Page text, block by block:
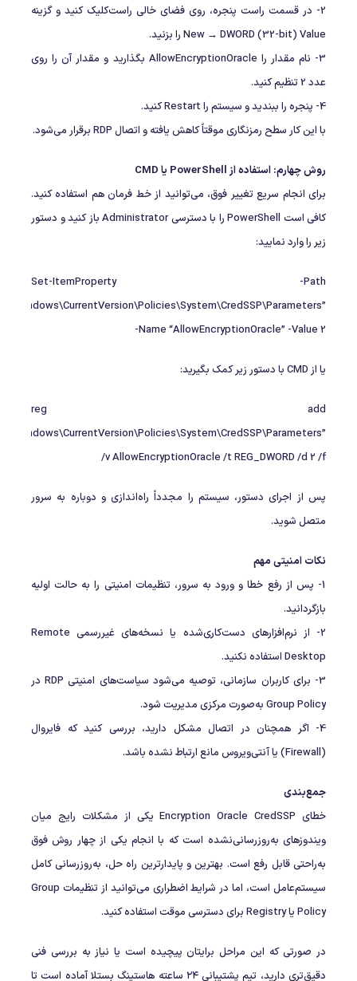
2- در قسمت راست پنجره، روی فضای خالی راست‌کلیک کنید و گزینه
New → DWORD (32-bit) Value را بزنید.
3- نام مقدار را AllowEncryptionOracle بگذارید و مقدار آن را روی
عدد 2 تنظیم کنید.
4- پنجره را ببندید و سیستم را Restart کنید.
با این کار سطح رمزنگاری موقتاً کاهش یافته و اتصال RDP برقرار می‌شود.
روش چهارم: استفاده از PowerShell یا CMD
برای انجام سریع تغییر فوق، می‌توانید از خط فرمان هم استفاده کنید.
کافی است PowerShell را با دسترسی Administrator باز کنید و دستور
زیر را وارد نمایید:
Set-ItemProperty -Path
-Name “AllowEncryptionOracle” -Value 2
یا از CMD با دستور زیر کمک بگیرید:
reg add
/v AllowEncryptionOracle /t REG_DWORD /d 2 /f
پس از اجرای دستور، سیستم را مجدداً راه‌اندازی و دوباره به سرور
متصل شوید.
نکات امنیتی مهم
1- پس از رفع خطا و ورود به سرور، تنظیمات امنیتی را به حالت اولیه
بازگردانید.
2- از نرم‌افزارهای دست‌کاری‌شده یا نسخه‌های غیررسمی Remote
Desktop استفاده نکنید.
3- برای کاربران سازمانی، توصیه می‌شود سیاست‌های امنیتی RDP در
Group Policy به‌صورت مرکزی مدیریت شود.
4- اگر همچنان در اتصال مشکل دارید، بررسی کنید که فایروال
(Firewall) یا آنتی‌ویروس مانع ارتباط نشده باشد.
جمع‌بندی
خطای Encryption Oracle CredSSP یکی از مشکلات رایج میان
ویندوزهای به‌روزرسانی‌نشده است که با انجام یکی از چهار روش فوق
به‌راحتی قابل رفع است. بهترین و پایدارترین راه حل، به‌روزرسانی کامل
سیستم‌عامل است، اما در شرایط اضطراری می‌توانید از تنظیمات Group
Policy یا Registry برای دسترسی موقت استفاده کنید.
در صورتی که این مراحل برایتان پیچیده است یا نیاز به بررسی فنی
دقیق‌تری دارید، تیم پشتیبانی ۲۴ ساعته هاستینگ بستلا آماده است تا